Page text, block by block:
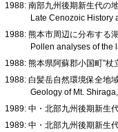
1988: 南部九州後期新生代の
Late Cenozoic History
1988: 熊本市周辺に分布する
Pollen analyses of the
1988: 熊本県阿蘇郡小国町”杖
1988: 白髪岳自然環境保全地
Geology of Mt.
1989: 中・北部九州後期新生
1989: 中・北部九州後期新生